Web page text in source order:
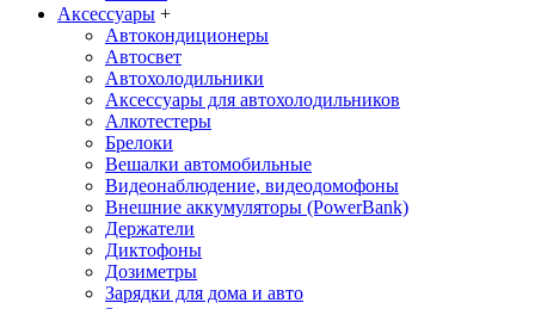
Аксессуары +
Автокондиционеры
Aвтосвет
Автохолодильники
Аксессуары для автохолодильников
Алкотестеры
Брелоки
Вешалки автомобильные
Видеонаблюдение, видеодомофоны
Внешние аккумуляторы (PowerBank)
Держатели
Диктофоны
Дозиметры
Зарядки для дома и авто